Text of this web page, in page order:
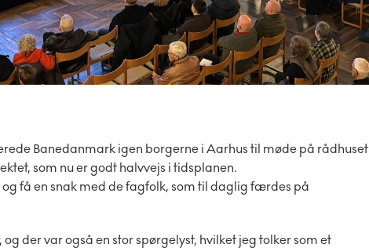
Banedanmark igen borgerne i Aarhus til møde på rådhuset
som nu er godt halvvejs i tidsplanen.
få en snak med de fagfolk, som til daglig færdes på
der var også en stor spørgelyst, hvilket jeg tolker som et